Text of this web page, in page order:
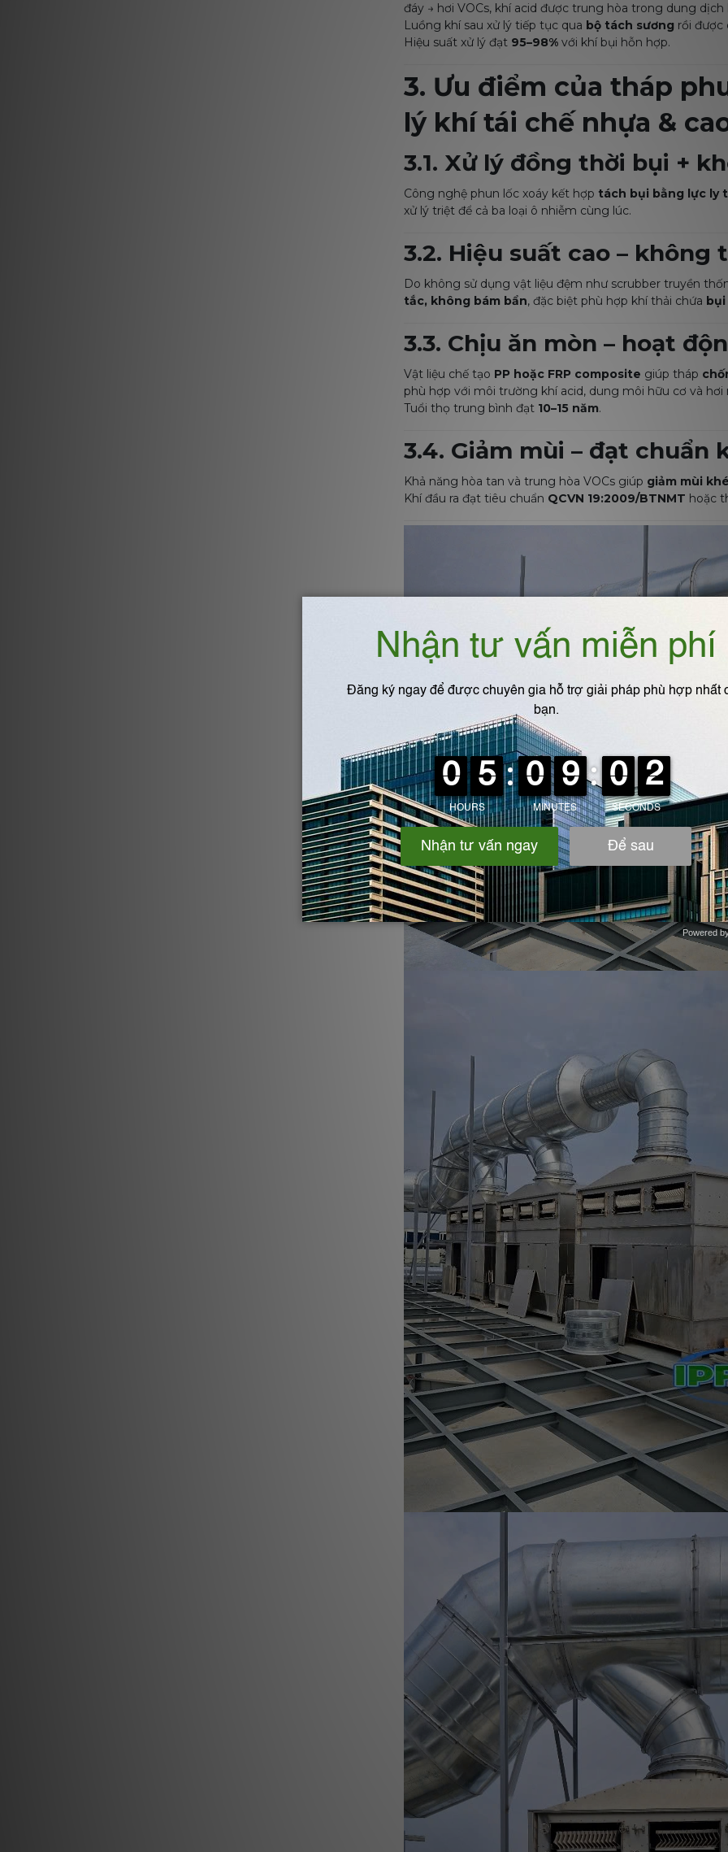
đáy → hơi VOCs, khí acid được trung hòa trong dung dịch
Luồng khí sau xử lý tiếp tục qua bộ tách sương rồi được
Hiệu suất xử lý đạt 95–98% với khí bụi hỗn hợp.
3. Ưu điểm của tháp
lý khí tái chế nhựa &
3.1. Xử lý đồng thời bụi +
Công nghệ phun lốc xoáy kết hợp tách bụi bằng lực ly
xử lý triệt để cả ba loại ô nhiễm cùng lúc.
3.2. Hiệu suất cao – không
Do không sử dụng vật liệu đệm như scrubber truyền
tắc, không bám bẩn, đặc biệt phù hợp khí thải chứa bụi
3.3. Chịu ăn mòn – hoạt
Vật liệu chế tạo PP hoặc FRP composite giúp tháp
phù hợp với môi trường khí acid, dung môi hữu cơ và hơi
Tuổi thọ trung bình đạt 10–15 năm.
3.4. Giảm mùi – đạt chuẩn
Khả năng hòa tan và trung hòa VOCs giúp giảm mùi
Khí đầu ra đạt tiêu chuẩn QCVN 19:2009/BTNMT hoặc
Powered
Zotabox